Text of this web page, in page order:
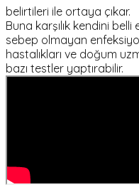
belirtileri ile ortaya çıkar.
Buna karşılık kendini
sebep olmayan
hastalıkları ve doğum
bazı testler yaptırabilir.